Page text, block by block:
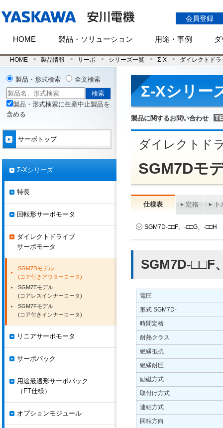
会員登録
HOME 製品・ソリューション 用途・事例
HOME 製品情報 サーボ シリーズ一覧 Σ-X ダイレクトド
Σ-Xシリー
製品に関するお問い合わせ
ダイレクトド
SGM7Dモ
仕様表 定格
SGM7D-□□F、-□□G、-□□H
SGM7D-□□F
電圧
形式 SGM7D-
時間定格
耐熱クラス
絶縁抵抗
絶縁耐圧
励磁方式
取付け方式
連結方式
回転方向
製品・形式検索 全文検索
製品・形式検索に生産中止製品を
含める
サーボトップ
Σ-Xシリーズ
特長
回転形サーボモータ
ダイレクトドライブ
サーボモータ
SGM7Dモデル
(コア付きアウターロータ)
SGM7Eモデル
(コアレスインナーロータ)
SGM7Fモデル
(コア付きインナーロータ)
リニアサーボモータ
サーボパック
用途最適形サーボパック
（FT仕様）
オプションモジュール